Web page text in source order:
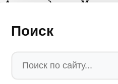
Поиск
Автор: редакция
🔥 👍